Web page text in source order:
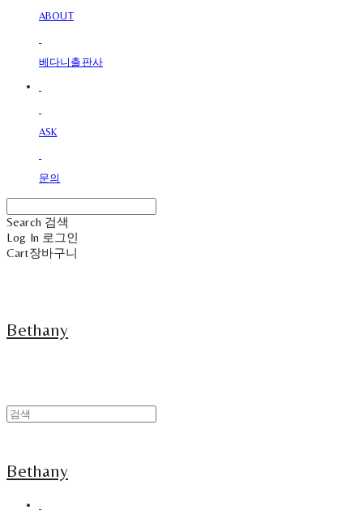
ABOUT
베다니출판사
ASK
문의
Search 검색
Log In 로그인
Cart장바구니
Bethany
Bethany